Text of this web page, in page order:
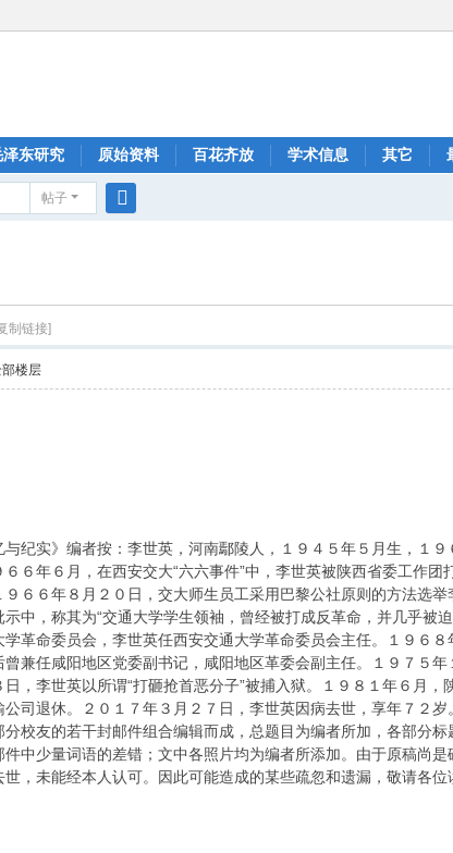
泽东研究 原始资料 百花齐放 学术信息 其它
帖子
制链接]
楼层
纪实》编者按：李世英，河南鄢陵人，１９４５年５月生，１
６年６月，在西安交大“六六事件”中，李世英被陕西省委工作
６６年８月２０日，交大师生员工采用巴黎公社原则的方法选
中，称其为“交通大学学生领袖，曾经被打成反革命，并几乎被
革命委员会，李世英任西安交通大学革命委员会主任。１９６
兼任咸阳地区党委副书记，咸阳地区革委会副主任。１９７５
，李世英以所谓“打砸抢首恶分子”被捕入狱。１９８１年６月，
司退休。２０１７年３月２７日，李世英因病去世，享年７２岁。
友的若干封邮件组合编辑而成，总题目为编者所加，各部分标
中少量词语的差错；文中各照片均为编者所添加。由于原稿尚
，未能经本人认可。因此可能造成的某些疏忽和遗漏，敬请各位